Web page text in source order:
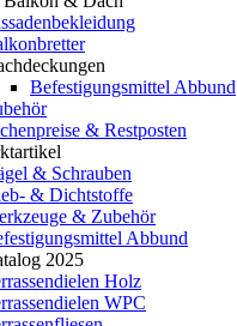
Befestigungsmittel Abbund
& Restposten
& Schrauben
& Dichtstoffe
& Zubehör
Abbund
2025
Holz
WPC